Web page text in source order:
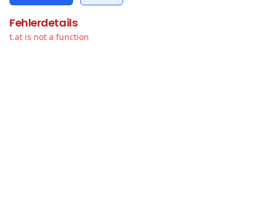
Fehlerdetails
t.at is not a function